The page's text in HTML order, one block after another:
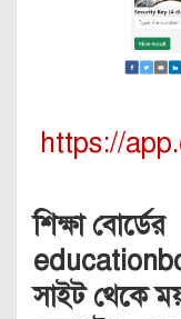
https://
শিক্ষা বোর্ডের
সাইট থেকে